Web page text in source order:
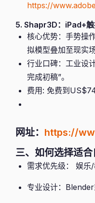
https://
5. Shapr3D：iPad+
核心优势：手势操
拟模型叠加至现实场
行业口碑：工业设
完成初稿”。
费用: 免费到
网址： https://
三、如何选择适合
需求优先级： 娱乐
专业设计：